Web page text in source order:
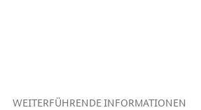
WEITERFÜHRENDE INFORMATIONEN